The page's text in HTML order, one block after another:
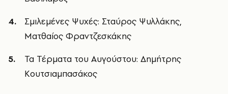
Σμιλεμένες Ψυχές: Σταύρος Ψυλλάκης,
Ματθαίος Φραντζεσκάκης
Τα Τέρματα του Αυγούστου: Δημήτρης
Κουτσιαμπασάκος